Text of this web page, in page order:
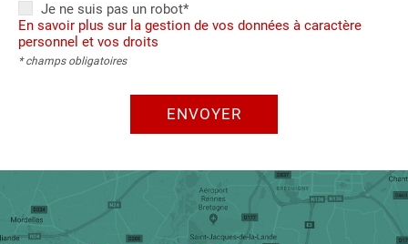
Je ne suis pas un robot*
En savoir plus sur la gestion de vos données à caractère
personnel et vos droits
* champs obligatoires
ENVOYER